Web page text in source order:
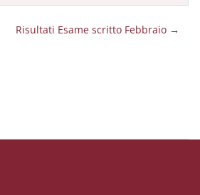
Risultati Esame scritto Febbraio →